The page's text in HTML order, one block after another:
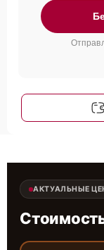
АКТУАЛЬНЫЕ